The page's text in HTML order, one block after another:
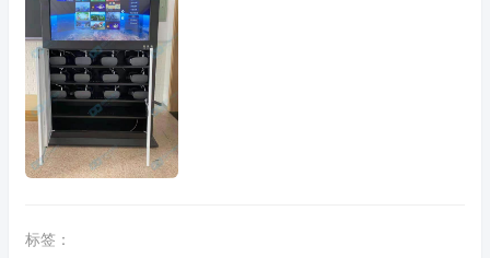
标签：